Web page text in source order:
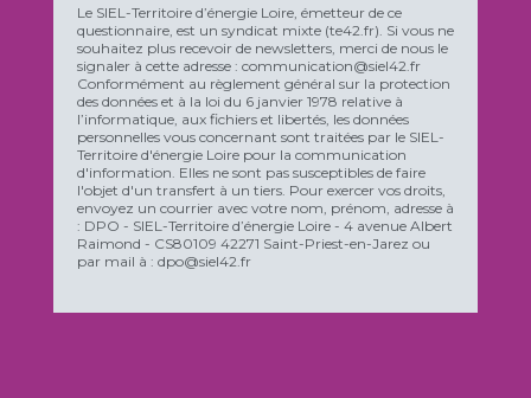
Le SIEL-Territoire d’énergie Loire, émetteur de ce
questionnaire, est un syndicat mixte (te42.fr). Si vous ne
souhaitez plus recevoir de newsletters, merci de nous le
signaler à cette adresse : communication@siel42.fr
Conformément au règlement général sur la protection
des données et à la loi du 6 janvier 1978 relative à
l’informatique, aux fichiers et libertés, les données
personnelles vous concernant sont traitées par le SIEL-
Territoire d'énergie Loire pour la communication
d'information. Elles ne sont pas susceptibles de faire
l'objet d'un transfert à un tiers. Pour exercer vos droits,
envoyez un courrier avec votre nom, prénom, adresse à
: DPO - SIEL-Territoire d’énergie Loire - 4 avenue Albert
Raimond - CS80109 42271 Saint-Priest-en-Jarez ou
par mail à : dpo@siel42.fr